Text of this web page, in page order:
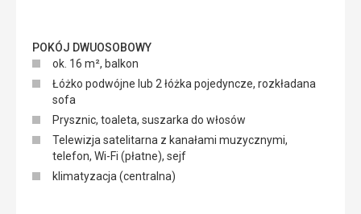
POKÓJ DWUOSOBOWY
ok. 16 m², balkon
Łóżko podwójne lub 2 łóżka pojedyncze, rozkładana
sofa
Prysznic, toaleta, suszarka do włosów
Telewizja satelitarna z kanałami muzycznymi,
telefon, Wi-Fi (płatne), sejf
klimatyzacja (centralna)